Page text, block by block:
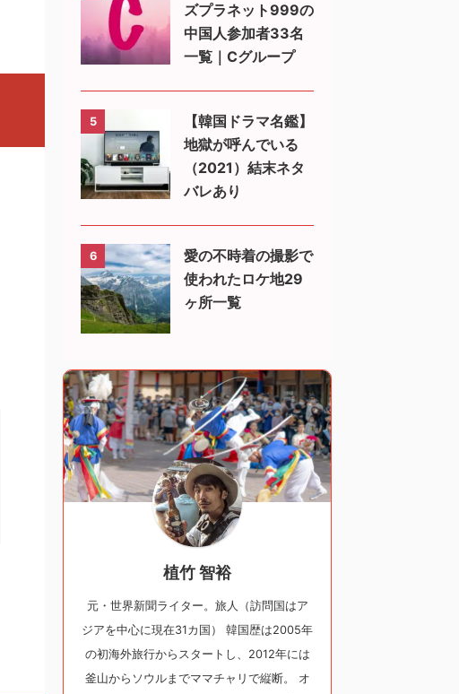
ズプラネット999の
中国人参加者33名
一覧｜Cグループ
5
【韓国ドラマ名鑑】
地獄が呼んでいる
（2021）結末ネタ
バレあり
6
愛の不時着の撮影で
使われたロケ地29
ヶ所一覧
植竹 智裕
元・世界新聞ライター。旅人（訪問国はア
ジアを中心に現在31カ国） 韓国歴は2005年
の初海外旅行からスタートし、2012年には
釜山からソウルまでママチャリで縦断。 オ